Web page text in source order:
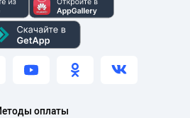
оплаты